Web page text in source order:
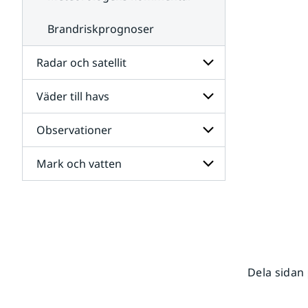
Brandriskprognoser
Radar och satellit
Undersidor
för
Radar
och
satellit
Väder till havs
Undersidor
för
Väder
till
havs
Observationer
Undersidor
för
Mark och vatten
Dela sidan